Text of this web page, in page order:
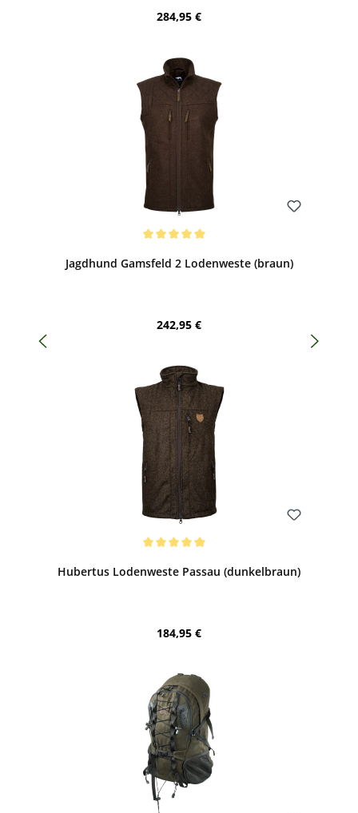
Regulärer Preis:
284,95 €
Jagdhund Gamsfeld 2 Lodenweste (braun)
Regulärer Preis:
242,95 €
Hubertus Lodenweste Passau (dunkelbraun)
Regulärer Preis:
184,95 €